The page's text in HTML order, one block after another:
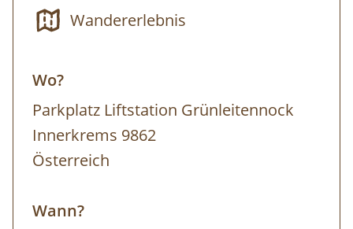
mit Innerkrems-Bonuscard kostenlos
Wandererlebnis
Wo?
Parkplatz Liftstation Grünleitennock
Innerkrems 9862
Österreich
Wann?